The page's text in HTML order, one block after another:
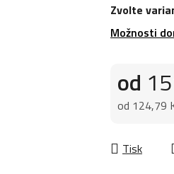
Zvolte
Možnosti
od
od 124,79
Tisk